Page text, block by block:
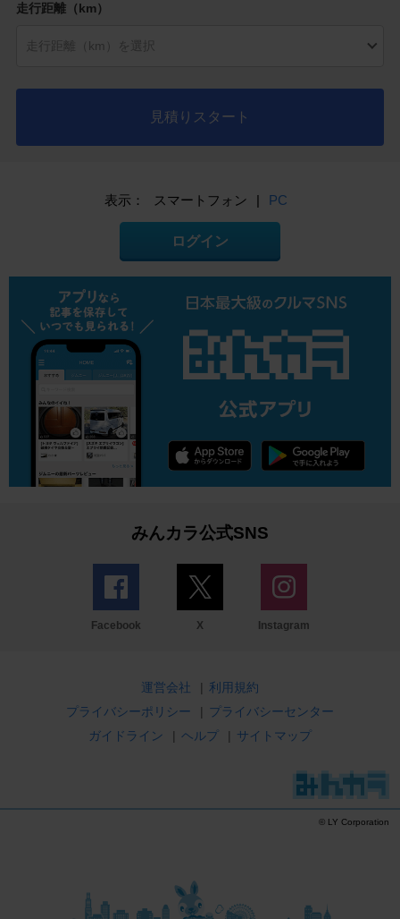
走行距離（km）
見積りスタート
表示： スマートフォン | PC
ログイン
みんカラ公式SNS
Facebook X Instagram
運営会社 | 利用規約
プライバシーポリシー
| プライバシーセンター
ガイドライン
| ヘルプ | サイトマップ
© LY Corporation